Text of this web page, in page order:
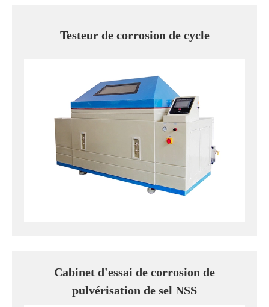
Testeur de corrosion de cycle
Cabinet d'essai de corrosion de
pulvérisation de sel NSS